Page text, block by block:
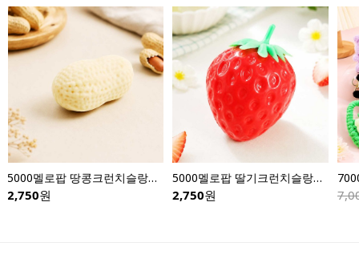
5000멜로팝 땅콩크런치슬랑이-낱개
2,750원
5000멜로팝 딸기크런치슬랑이-낱개
2,750원